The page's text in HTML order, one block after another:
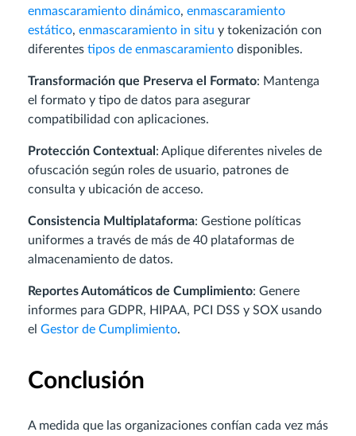
enmascaramiento dinámico, enmascaramiento
estático, enmascaramiento in situ y tokenización con
diferentes tipos de enmascaramiento disponibles.
Transformación que Preserva el Formato: Mantenga
el formato y tipo de datos para asegurar
compatibilidad con aplicaciones.
Protección Contextual : Aplique diferentes niveles de
ofuscación según roles de usuario, patrones de
consulta y ubicación de acceso.
Consistencia Multiplataforma: Gestione políticas
uniformes a través de más de 40 plataformas de
almacenamiento de datos.
Reportes Automáticos de Cumplimiento: Genere
informes para GDPR, HIPAA, PCI DSS y SOX usando
el Gestor de Cumplimiento.
Conclusión
A medida que las organizaciones confían cada vez más